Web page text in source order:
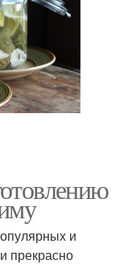
и
прекрасно